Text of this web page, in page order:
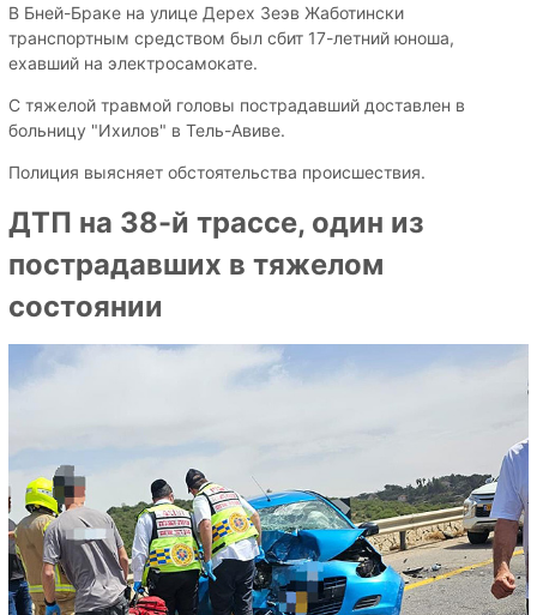
В Бней-Браке на улице Дерех Зеэв Жаботински
транспортным средством был сбит 17-летний юноша,
ехавший на электросамокате.
С тяжелой травмой головы пострадавший доставлен в
больницу "Ихилов" в Тель-Авиве.
Полиция выясняет обстоятельства происшествия.
ДТП на 38-й трассе, один из
пострадавших в тяжелом
состоянии